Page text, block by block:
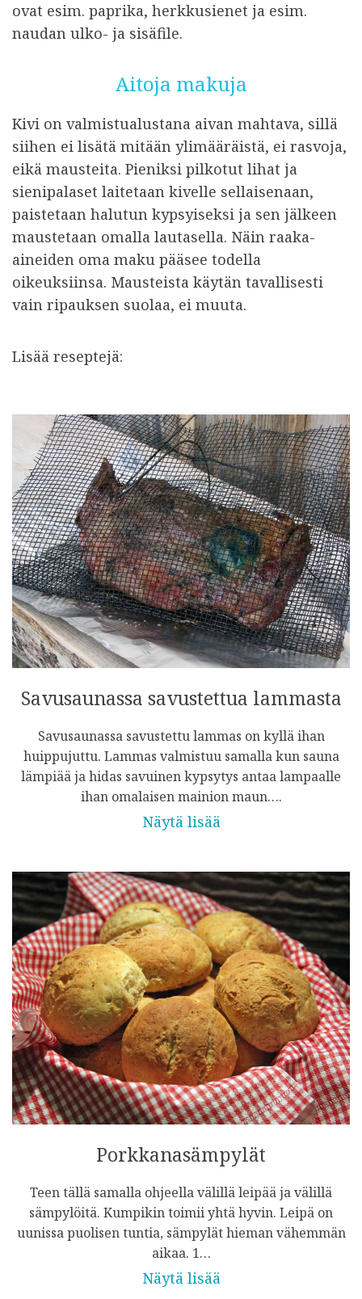
ovat esim. paprika, herkkusienet ja esim.
naudan ulko- ja sisäfile.
Aitoja makuja
Kivi on valmistualustana aivan mahtava, sillä
siihen ei lisätä mitään ylimääräistä, ei rasvoja,
eikä mausteita. Pieniksi pilkotut lihat ja
sienipalaset laitetaan kivelle sellaisenaan,
paistetaan halutun kypsyiseksi ja sen jälkeen
maustetaan omalla lautasella. Näin raaka-
aineiden oma maku pääsee todella
oikeuksiinsa. Mausteista käytän tavallisesti
vain ripauksen suolaa, ei muuta.
Lisää reseptejä:
Savusaunassa savustettua lammasta
Savusaunassa savustettu lammas on kyllä ihan
huippujuttu. Lammas valmistuu samalla kun sauna
lämpiää ja hidas savuinen kypsytys antaa lampaalle
ihan omalaisen mainion maun….
Näytä lisää
Porkkanasämpylät
Teen tällä samalla ohjeella välillä leipää ja välillä
sämpylöitä. Kumpikin toimii yhtä hyvin. Leipä on
uunissa puolisen tuntia, sämpylät hieman vähemmän
aikaa. 1…
Näytä lisää